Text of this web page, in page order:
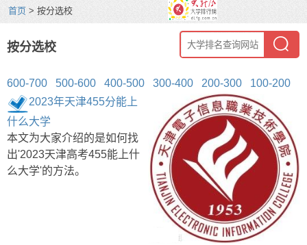
首页 > 按分选校
按分选校
600-700 500-600 400-500 300-400 200-300
100-200
2023年天津455分能上
什么大学
本文为大家介绍的是如何找
出'2023天津高考455能上什
么大学'的方法。